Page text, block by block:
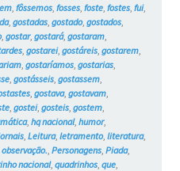
, fôssemos, fosses, foste, fostes, fui,
, gostadas, gostado, gostados,
, gostar, gostará, gostaram,
, gostarei, gostáreis, gostarem,
, gostaríamos, gostarias,
, gostásseis, gostassem,
, gostava, gostavam,
, gostei, gosteis, gostem,
, hq nacional, humor,
, Leitura, letramento, literatura,
observação. Personagens, Piada,
nacional, quadrinhos, que,